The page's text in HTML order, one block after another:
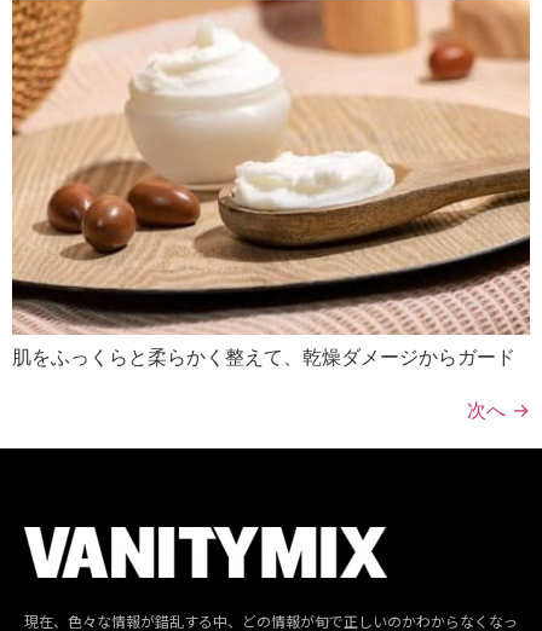
肌をふっくらと柔らかく整えて、乾燥ダメージからガード
次へ →
現在、色々な情報が錯乱する中、どの情報が旬で正しいのかわからなくなっ